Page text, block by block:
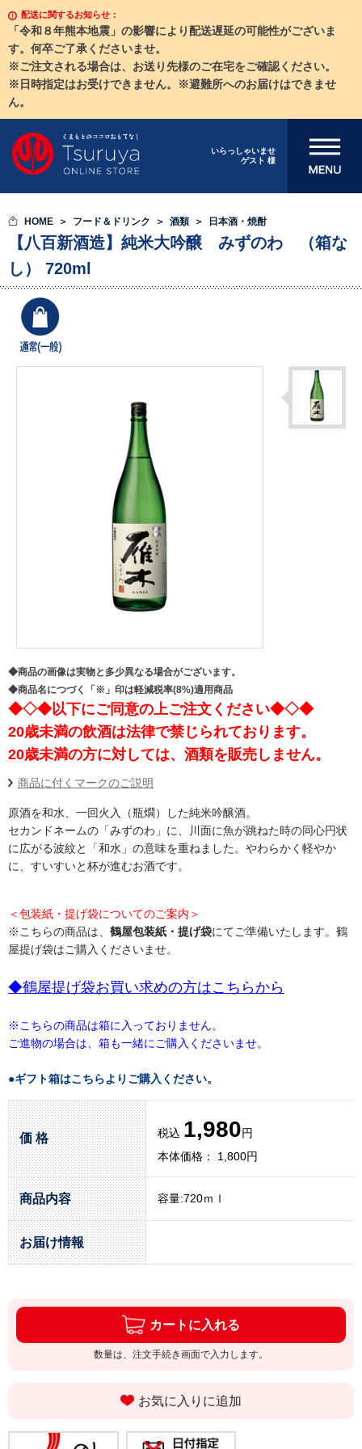
配送に関するお知らせ：
「令和８年熊本地震」の影響により配送遅延の可能性がございま
す。何卒ご了承くださいませ。
※ご注文される場合は、お送り先様のご在宅をご確認ください。
※日時指定はお受けできません。※避難所へのお届けはできませ
ん。
いらっしゃいませ
ゲスト 様
メニューを開
HOME フード＆ドリンク 酒類 日本酒・焼酎
【八百新酒造】純米大吟醸 みずのわ （箱な
し） 720ml
◆商品の画像は実物と多少異なる場合がございます。
◆商品名につづく「※」印は軽減税率(8%)適用商品
◆◇◆以下にご同意の上ご注文ください◆◇◆
20歳未満の飲酒は法律で禁じられております。
20歳未満の方に対しては、酒類を販売しません。
商品に付くマークのご説明
原酒を和水、一回火入（瓶燗）した純米吟醸酒。
セカンドネームの「みずのわ」に、川面に魚が跳ねた時の同心円状
に広がる波紋と「和水」の意味を重ねました。やわらかく軽やか
に、すいすいと杯が進むお酒です。
＜包装紙・提げ袋についてのご案内＞
※こちらの商品は、 鶴屋包装紙・提げ袋にてご準備いたします。鶴
屋提げ袋はご購入くださいませ。
◆鶴屋提げ袋お買い求めの方はこちらから
※こちらの商品は箱に入っておりません。
ご進物の場合は、箱も一緒にご購入くださいませ。
●ギフト箱はこちらよりご購入ください。
価 格 税込 1,980円
本体価格： 1,800円
商品内容 容量:720ｍｌ
お届け情報
カートに入れる
数量は、注文手続き画面で入力します。
お気に入りに追加